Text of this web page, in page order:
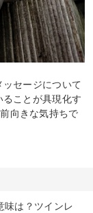
セージについて
ことが具現化す
向きな気持ちで
味は？ツインレ